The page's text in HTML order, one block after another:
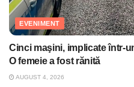
EVENIMENT
Cinci maşini, implicate într-
O femeie a fost rănită
AUGUST 4, 2026